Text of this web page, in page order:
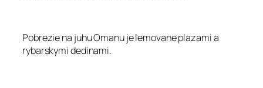
Pobrezie na juhu Omanu je lemovane plazami a
rybarskymi dedinami.